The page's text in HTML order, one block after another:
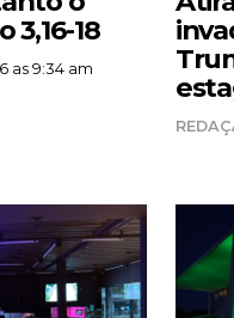
3,16-18
as 9:34 am